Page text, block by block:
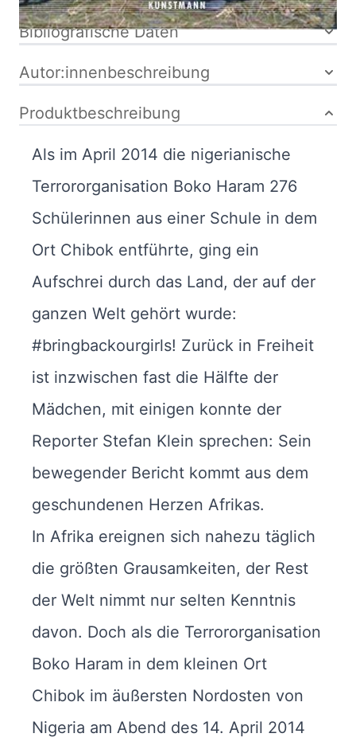
Bibliografische Daten
Autor:innenbeschreibung
Produktbeschreibung
Als im April 2014 die nigerianische
Terrororganisation Boko Haram 276
Schülerinnen aus einer Schule in dem
Ort Chibok entführte, ging ein
Aufschrei durch das Land, der auf der
ganzen Welt gehört wurde:
#bringbackourgirls! Zurück in Freiheit
ist inzwischen fast die Hälfte der
Mädchen, mit einigen konnte der
Reporter Stefan Klein sprechen: Sein
bewegender Bericht kommt aus dem
geschundenen Herzen Afrikas.
In Afrika ereignen sich nahezu täglich
die größten Grausamkeiten, der Rest
der Welt nimmt nur selten Kenntnis
davon. Doch als die Terrororganisation
Boko Haram in dem kleinen Ort
Chibok im äußersten Nordosten von
Nigeria am Abend des 14. April 2014